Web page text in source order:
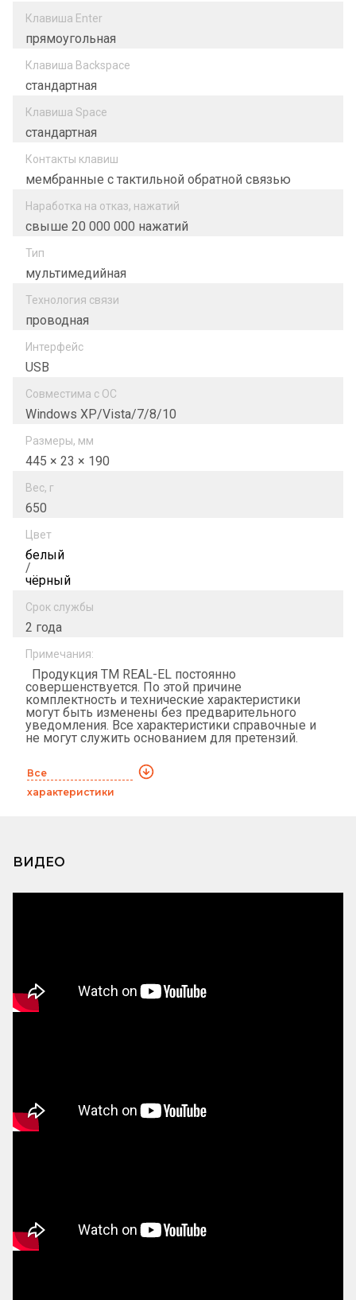
Клавиша Enter
прямоугольная
Клавиша Backspace
стандартная
Клавиша Space
стандартная
Контакты клавиш
мембранные с тактильной обратной связью
Наработка на отказ, нажатий
свыше 20 000 000 нажатий
Тип
мультимедийная
Технология связи
проводная
Интерфейс
USB
Совместима с ОС
Windows XP/Vista/7/8/10
Размеры, мм
445 × 23 × 190
Вес, г
650
Цвет
белый
/
чёрный
Срок службы
2 года
Примечания:
Продукция ТМ REAL-EL постоянно
совершенствуется. По этой причине
комплектность и технические характеристики
могут быть изменены без предварительного
уведомления. Все характеристики справочные и
не могут служить основанием для претензий.
Все
характеристики
ВИДЕО